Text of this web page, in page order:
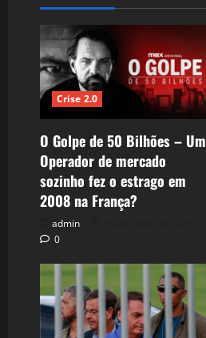
Crise 2.0
O Golpe de 50 Bilhões – Um
Operador de mercado
sozinho fez o estrago em
2008 na França?
admin
0